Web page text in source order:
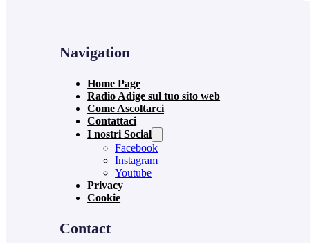
Navigation
Home Page
Radio Adige sul tuo sito web
Come Ascoltarci
Contattaci
I nostri Social
Facebook
Instagram
Youtube
Privacy
Cookie
Contact